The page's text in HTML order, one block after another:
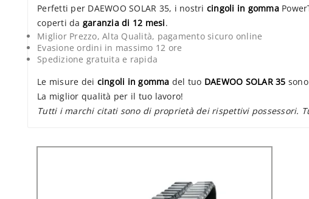
Perfetti per DAEWOO SOLAR 35, i nostri cingoli in gomma
coperti da garanzia di 12 mesi.
Miglior Prezzo, Alta Qualità, pagamento sicuro online
Evasione ordini in massimo 12 ore
Spedizione gratuita e rapida
Le misure dei cingoli in gomma del tuo DAEWOO SOLAR 35
La miglior qualità per il tuo lavoro!
Tutti i marchi citati sono di proprietà dei rispettivi possessori.